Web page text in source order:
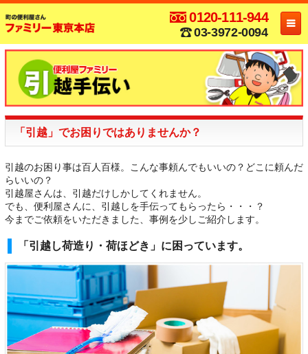
0120-111-944
03-3972-0094
「引越」でお困りではありませんか？
引越のお困り事は百人百様。こんな事頼んでもいいの？どこに頼んだ
らいいの？
引越屋さんは、引越だけしかしてくれません。
でも、便利屋さんに、引越しを手伝ってもらったら・・・？
今までご依頼をいただきました、事例を少しご紹介します。
「引越し荷造り・荷ほどき」に困っています。